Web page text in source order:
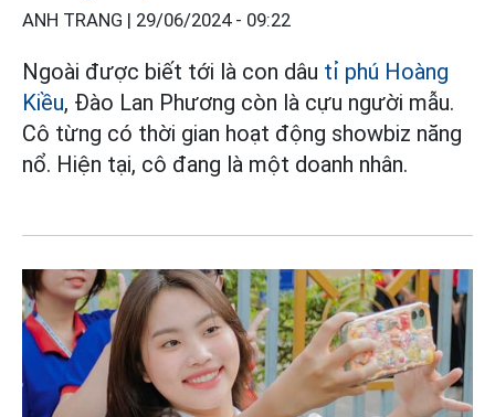
ANH TRANG | 29/06/2024 - 09:22
Ngoài được biết tới là con dâu tỉ phú Hoàng
Kiều, Đào Lan Phương còn là cựu người mẫu.
Cô từng có thời gian hoạt động showbiz năng
nổ. Hiện tại, cô đang là một doanh nhân.